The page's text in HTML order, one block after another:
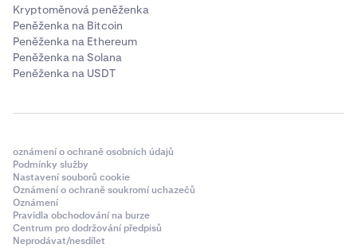
Kryptoměnová peněženka
Peněženka na Bitcoin
Peněženka na Ethereum
Peněženka na Solana
Peněženka na USDT
oznámení o ochraně osobních údajů
Podmínky služby
Nastavení souborů cookie
Oznámení o ochraně soukromí uchazečů
Oznámení
Pravidla obchodování na burze
Centrum pro dodržování předpisů
Neprodávat/nesdílet